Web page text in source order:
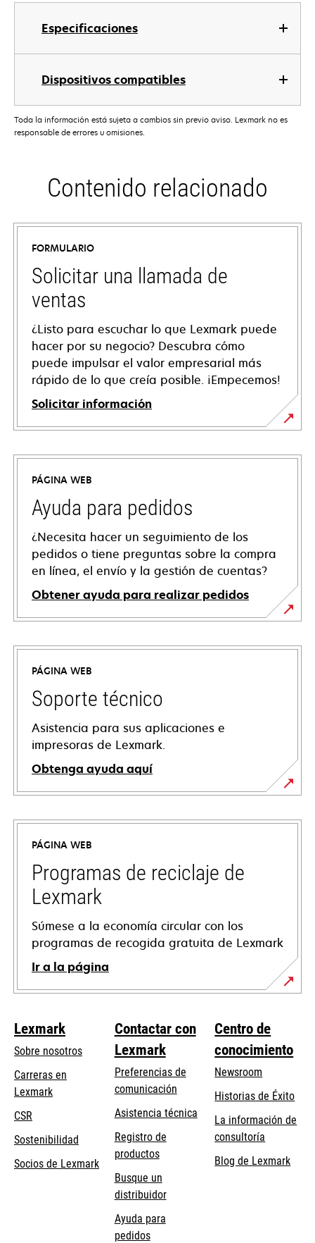
Especificaciones
Dispositivos compatibles
Toda la información está sujeta a cambios sin previo aviso. Lexmark no es
responsable de errores u omisiones.
Contenido relacionado
FORMULARIO
Solicitar una llamada de
ventas
¿Listo para escuchar lo que Lexmark puede
hacer por su negocio? Descubra cómo
puede impulsar el valor empresarial más
rápido de lo que creía posible. ¡Empecemos!
Solicitar información
PÁGINA WEB
Ayuda para pedidos
¿Necesita hacer un seguimiento de los
pedidos o tiene preguntas sobre la compra
en línea, el envío y la gestión de cuentas?
Obtener ayuda para realizar pedidos
PÁGINA WEB
Soporte técnico
Asistencia para sus aplicaciones e
impresoras de Lexmark.
Obtenga ayuda aquí
se
abre
una
pestaña
nueva
PÁGINA WEB
Programas de reciclaje de
Lexmark
Súmese a la economía circular con los
programas de recogida gratuita de Lexmark
Ir a la página
Lexmark
Sobre nosotros
Carreras en
Lexmark
CSR
Sostenibilidad
Socios de Lexmark
Contactar con
Lexmark
Preferencias de
comunicación
se
abre
en
una
pestaña
nueva
Asistencia técnicase
abre
Registro de
productos
Busque un
distribuidor
Ayuda para
pedidos
Centro de
conocimiento
Newsroom
Historias de Éxito
La información de
consultoría
Blog de Lexmark